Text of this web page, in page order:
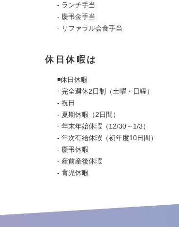
- ランチ手当
- 慶弔金手当
- リファラル会食手当
休日休暇は
◾️休日休暇
- 完全週休2日制（土曜・日曜）
- 祝日
- 夏期休暇（2日間）
- 年末年始休暇（12/30～1/3）
- 年次有給休暇（初年度10日間）
- 慶弔休暇
- 産前産後休暇
- 育児休暇